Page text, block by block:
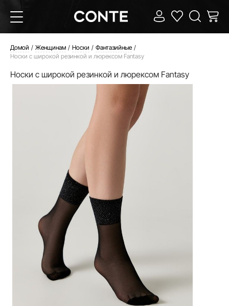
Домой Женщинам Носки
Фантазийные
Носки с широкой резинкой и люрексом Fantasy
Носки с широкой резинкой и люрексом Fantasy